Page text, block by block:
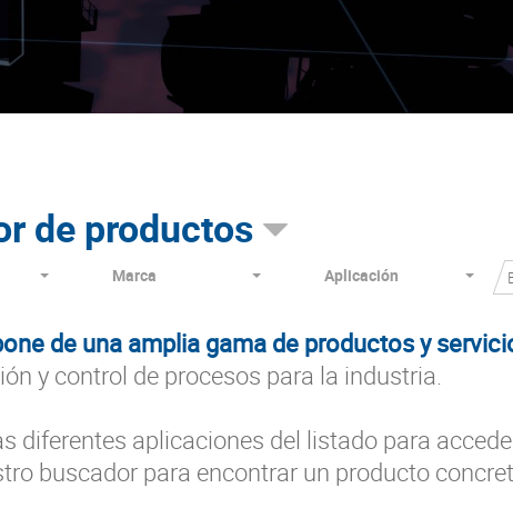
de productos
Marca Aplicación
de una amplia gama de productos y
y control de procesos para la industria.
diferentes aplicaciones del listado para
buscador para encontrar un producto